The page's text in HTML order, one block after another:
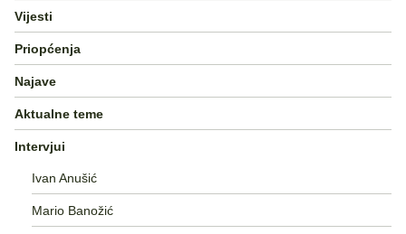
Vijesti
Priopćenja
Najave
Aktualne teme
Intervjui
Ivan Anušić
Mario Banožić